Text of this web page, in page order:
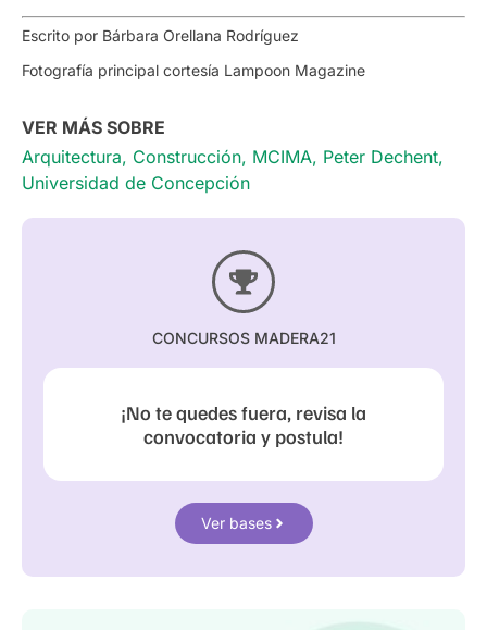
Escrito por Bárbara Orellana Rodríguez
Fotografía principal cortesía Lampoon Magazine
VER MÁS SOBRE
Arquitectura, Construcción, MCIMA, Peter Dechent,
Universidad de Concepción
CONCURSOS MADERA21
¡No te quedes fuera, revisa la
convocatoria y postula!
Ver bases